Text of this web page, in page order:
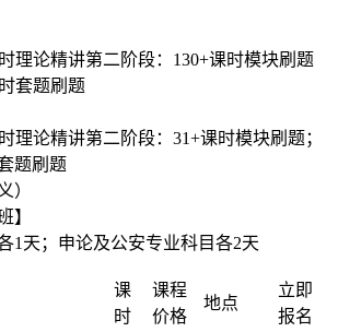
理论精讲第二阶段：130+课时模块刷题
套题刷题
理论精讲第二阶段：31+课时模块刷题；
题刷题
）
】
1天；申论及公安专业科目各2天
课
时
课程
价格
地点
立即
报名